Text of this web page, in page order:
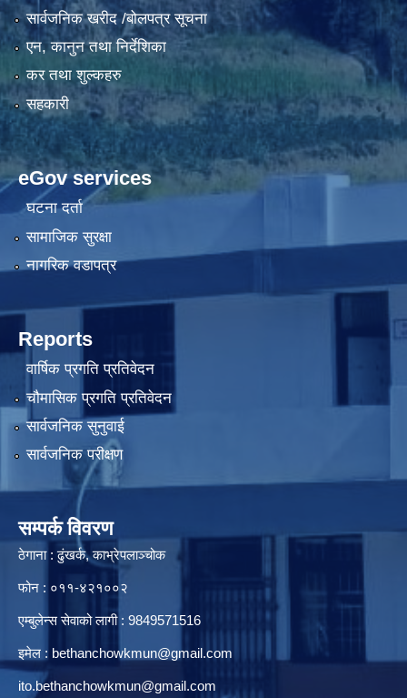
सार्वजनिक खरीद /बोलपत्र सूचना
एन, कानुन तथा निर्देशिका
कर तथा शुल्कहरु
सहकारी
eGov services
घटना दर्ता
सामाजिक सुरक्षा
नागरिक वडापत्र
Reports
वार्षिक प्रगति प्रतिवेदन
चौमासिक प्रगति प्रतिवेदन
सार्वजनिक सुनुवाई
सार्वजनिक परीक्षण
सम्पर्क विवरण
ठेगाना : ढुंखर्क, काभ्रेपलाञ्चोक
फोन : ०११-४२१००२
एम्बुलेन्स सेवाको लागी : 9849571516
इमेल : bethanchowkmun@gmail.com
ito.bethanchowkmun@gmail.com